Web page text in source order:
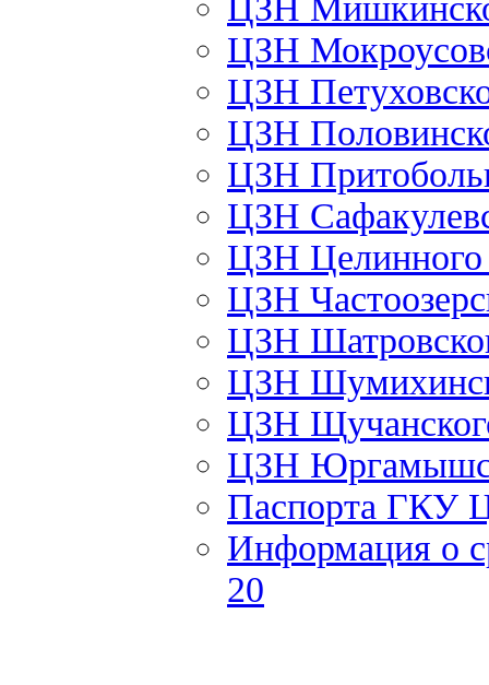
ЦЗН
ЦЗН
ЦЗН
ЦЗН
ЦЗН
ЦЗН
ЦЗН
ЦЗН
ЦЗН
ЦЗН
ЦЗН
ЦЗН
Паспорта ГКУ
Информация о
20